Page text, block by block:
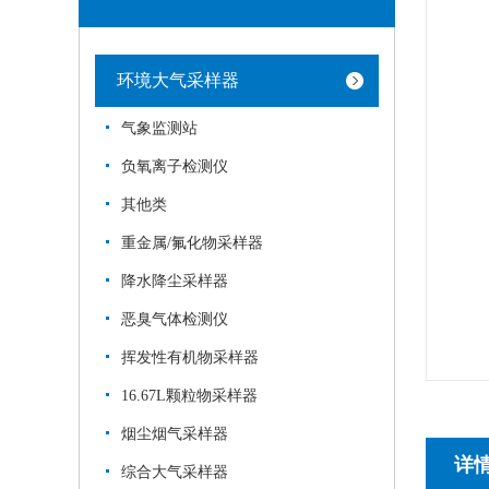
环境大气采样器
气象监测站
负氧离子检测仪
其他类
重金属/氟化物采样器
降水降尘采样器
恶臭气体检测仪
挥发性有机物采样器
16.67L颗粒物采样器
烟尘烟气采样器
综合大气采样器 详